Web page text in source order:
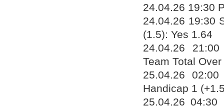
24.04.26 19:30
24.04.26 19:30
(1.5): Yes 1.64
24.04.26
Team Total
25.04.26
Handicap 1
25.04.26